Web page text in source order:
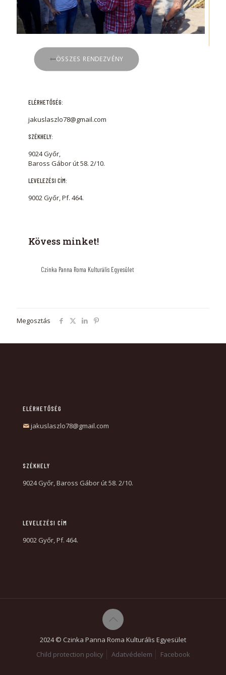
ÖSSZES RENDEZVÉNY
ELÉRHETŐSÉG:
jakuslaszlo78@gmail.com
SZÉKHELY:
9024 Győr,
Baross Gábor út 58. 2/10.
LEVELEZÉSI CÍM:
9002 Győr, Pf. 464.
Kövess minket!
Czinka Panna Roma Kulturális Egyesület
Megosztás
ELÉRHETŐSÉG
jakuslaszlo78@gmail.com
SZÉKHELY
9024 Győr, Baross Gábor út 58. 2/10.
LEVELEZÉSI CÍM
9002 Győr, Pf. 464.
2024 © Czinka Panna Roma Kulturális Egyesület
Child protection policy
Adatvédelem Facebook